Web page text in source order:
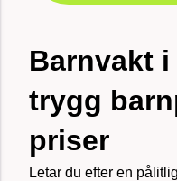
Barnvakt
trygg
priser
Letar du efter en